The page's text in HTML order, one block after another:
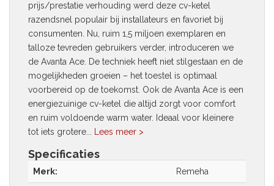
prijs/prestatie verhouding werd deze cv-ketel
razendsnel populair bij installateurs en favoriet bij
consumenten. Nu, ruim 1,5 miljoen exemplaren en
talloze tevreden gebruikers verder, introduceren we
de Avanta Ace. De techniek heeft niet stilgestaan en de
mogelijkheden groeien – het toestel is optimaal
voorbereid op de toekomst. Ook de Avanta Ace is een
energiezuinige cv-ketel die altijd zorgt voor comfort
en ruim voldoende warm water. Ideaal voor kleinere
tot iets grotere...
Lees meer >
Specificaties
Merk: Remeha